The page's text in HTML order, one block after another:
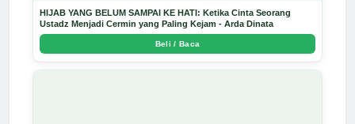
HIJAB YANG BELUM SAMPAI KE HATI: Ketika Cinta Seorang
Ustadz Menjadi Cermin yang Paling Kejam - Arda Dinata
Beli / Baca